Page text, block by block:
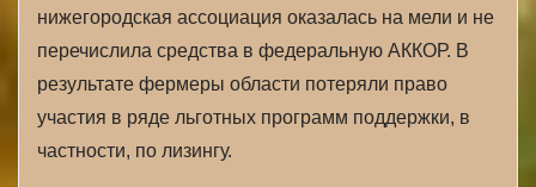
нижегородская ассоциация оказалась на мели и не
перечислила средства в федеральную АККОР. В
результате фермеры области потеряли право
участия в ряде льготных программ поддержки, в
частности, по лизингу.